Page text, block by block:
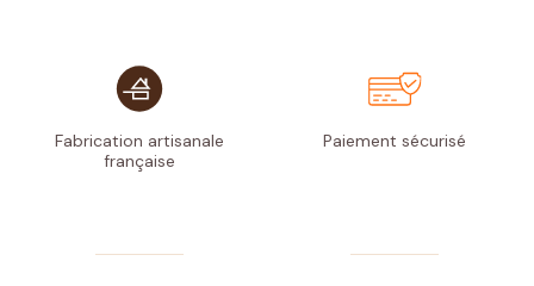
Fabrication artisanale
française
Paiement sécurisé